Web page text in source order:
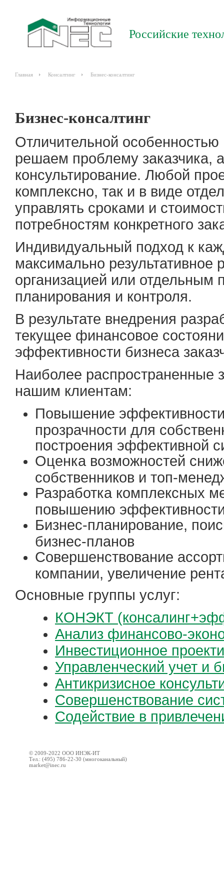
Российские
Главная Консалтинг Бизнес-консалтинг
Бизнес-консалтинг
Отличительной
решаем проблему заказчика,
консультирование. Любой
комплексно, так и в виде
управлять сроками и
потребностям конкретного
Индивидуальный подход к
максимально результативное
организацией или отдельным
планирования и контроля.
В результате внедрения
текущее финансовое
эффективности бизнеса
Наиболее распространенные
нашим клиентам:
Повышение
прозрачности для
построения эффективной
Оценка возможностей
собственников и топ-
Разработка комплексных
повышению
Бизнес-планирование,
бизнес-планов
Совершенствование
компании, увеличение
Основные группы услуг:
КОНЭКТ
Анализ финансово-
Инвестиционное
Управленческий учет и
Антикризисное
Совершенствование
Содействие в
© 2009-2022 ООО ИНЭК-ИТ
Тел.: (495) 786-22-30 (многоканальный)
market@inec.ru